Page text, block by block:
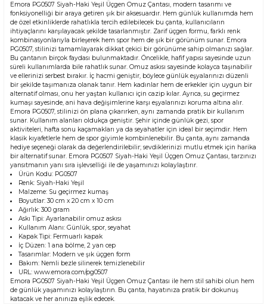
Emora PG0507 Siyah-Haki Yeşil Üçgen Omuz Çantası, modern tasarımı ve
fonksiyonelliği bir araya getiren şık bir aksesuardır. Hem günlük kullanımda hem
de özel etkinliklerde rahatlıkla tercih edilebilecek bu çanta, kullanıcıların
ihtiyaçlarını karşılayacak şekilde tasarlanmıştır. Zarif üçgen formu, farklı renk
kombinasyonlarıyla birleşerek hem spor hem de şık bir görünüm sunar. Emora
PG0507, stilinizi tamamlayarak dikkat çekici bir görünüme sahip olmanızı sağlar.
Bu çantanın birçok faydası bulunmaktadır. Öncelikle, hafif yapısı sayesinde uzun
süreli kullanımlarda bile rahatlık sunar. Omuz askısı sayesinde kolayca taşınabilir
ve ellerinizi serbest bırakır. İç hacmi geniştir, böylece günlük eşyalarınızı düzenli
bir şekilde taşımanıza olanak tanır. Hem kadınlar hem de erkekler için uygun bir
alternatif olması, onu her yaştan kullanıcı için cazip kılar. Ayrıca, su geçirmez
kumaşı sayesinde, ani hava değişimlerine karşı eşyalarınızı koruma altına alır.
Emora PG0507, stilinizi ön plana çıkarırken, aynı zamanda pratik bir kullanım
sunar. Kullanım alanları oldukça geniştir. Şehir içinde günlük gezi, spor
aktiviteleri, hafta sonu kaçamakları ya da seyahatler için ideal bir seçimdir. Hem
klasik kıyafetlerle hem de spor giyimle kombinlenebilir. Bu çanta, aynı zamanda
hediye seçeneği olarak da değerlendirilebilir; sevdiklerinizi mutlu etmek için harika
bir alternatif sunar. Emora PG0507 Siyah-Haki Yeşil Üçgen Omuz Çantası, tarzınızı
yansıtmanın yanı sıra işlevselliği ile de yaşamınızı kolaylaştırır.
Ürün Kodu: PG0507
Renk: Siyah-Haki Yeşil
Malzeme: Su geçirmez kumaş
Boyutlar: 30 cm x 20 cm x 10 cm
Ağırlık: 300 gram
Askı Tipi: Ayarlanabilir omuz askısı
Kullanım Alanı: Günlük, spor, seyahat
Kapak Tipi: Fermuarlı kapak
İç Düzen: 1 ana bölme, 2 yan cep
Tasarımlar: Modern ve şık üçgen form
Bakım: Nemli bezle silinerek temizlenebilir
URL: www.emora.com/pg0507
Emora PG0507 Siyah-Haki Yeşil Üçgen Omuz Çantası ile hem stil sahibi olun hem
de günlük yaşamınızı kolaylaştırın. Bu çanta, hayatınıza pratik bir dokunuş
katacak ve her anınıza eşlik edecek.